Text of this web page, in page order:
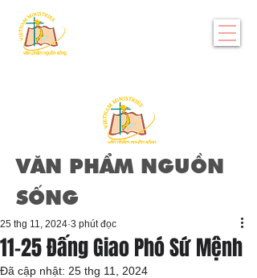
VĂN PHẨM NGUỒN
SỐNG
11-25 Đấng Giao Phó Sứ Mệnh
25 thg 11, 2024 3 phút đọc
Đã cập nhật: 25 thg 11, 2024